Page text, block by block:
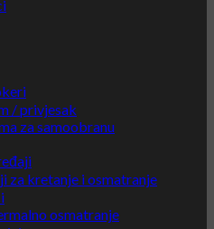
/ privjesak
za samoobranu
za kretanje i osmatranje
osmatranje